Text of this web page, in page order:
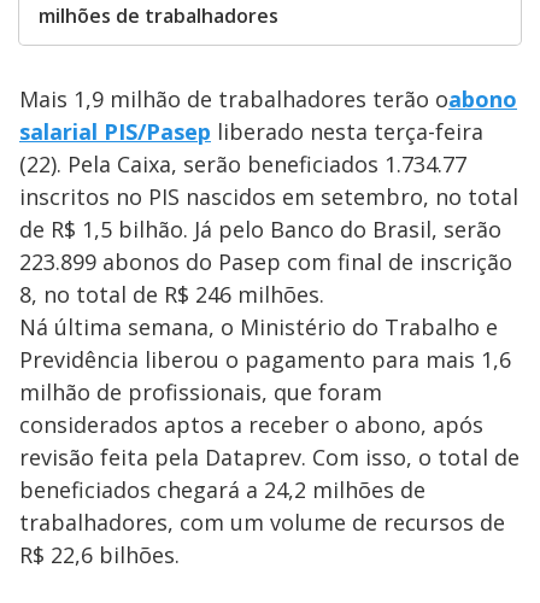
milhões de trabalhadores
Mais 1,9 milhão de trabalhadores terão oabono
salarial PIS/Pasep liberado nesta terça-feira
(22). Pela Caixa, serão beneficiados 1.734.77
inscritos no PIS nascidos em setembro, no total
de R$ 1,5 bilhão. Já pelo Banco do Brasil, serão
223.899 abonos do Pasep com final de inscrição
8, no total de R$ 246 milhões.
Ná última semana, o Ministério do Trabalho e
Previdência liberou o pagamento para mais 1,6
milhão de profissionais, que foram
considerados aptos a receber o abono, após
revisão feita pela Dataprev. Com isso, o total de
beneficiados chegará a 24,2 milhões de
trabalhadores, com um volume de recursos de
R$ 22,6 bilhões.